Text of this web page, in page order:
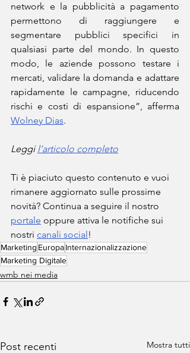
network e la pubblicità a pagamento
permettono di raggiungere e
segmentare pubblici specifici in
qualsiasi parte del mondo. In questo
modo, le aziende possono testare i
mercati, validare la domanda e adattare
rapidamente le campagne, riducendo
Wolney Dias.
Leggi l’articolo completo
Ti è piaciuto questo contenuto e vuoi
rimanere aggiornato sulle prossime
novità? Continua a seguire il nostro
portale oppure attiva le notifiche sui
nostri canali social !
Marketing EuropaInternazionalizzazione
Marketing Digitale
wmb nei media
Post recenti Mostra tutti